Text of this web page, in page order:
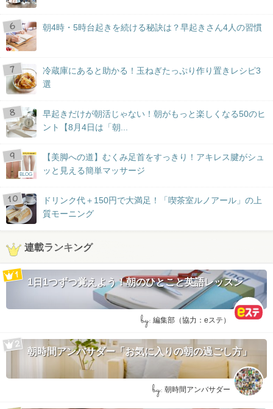
朝4時・5時台起きを続ける秘訣は？早起きさん4人の習慣
冷蔵庫にあると助かる！玉ねぎたっぷり作り置きレシピ3
選
早起きだけが朝活じゃない！朝がもっと楽しくなる50のヒ
ント【8月4日は「朝...
BLOG
【美脚への道】むくみ足首をすっきり！アキレス腱がシュ
ッと見える簡単マッサージ
ドリンク代＋150円で大満足！「喫茶室ルノアール」の上
質モーニング
連載ランキング
1日1つずつ覚えよう！朝のひとこと英語レッスン
by: 編集部（協力：eステ）
朝時間アンバサダー「お気に入りの朝の過ごし方」
by: 朝時間アンバサダー